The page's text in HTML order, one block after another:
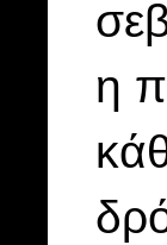
η